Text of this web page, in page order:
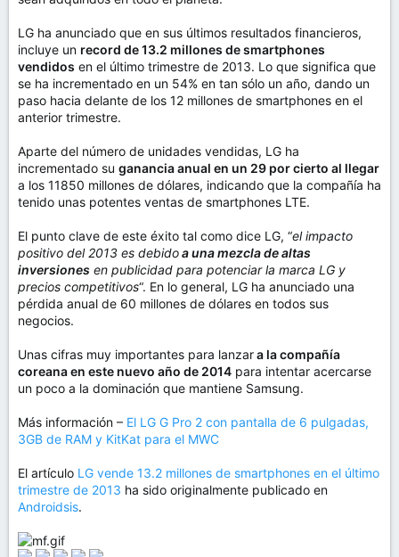
LG ha anunciado que en sus últimos resultados financieros,
incluye un record de 13.2 millones de smartphones
vendidos en el último trimestre de 2013. Lo que significa que
se ha incrementado en un 54% en tan sólo un año, dando un
paso hacia delante de los 12 millones de smartphones en el
anterior trimestre.
Aparte del número de unidades vendidas, LG ha
incrementado su ganancia anual en un 29 por cierto al llegar
a los 11850 millones de dólares, indicando que la compañía ha
tenido unas potentes ventas de smartphones LTE.
El punto clave de este éxito tal como dice LG, “el impacto
positivo del 2013 es debidoa una mezcla de altas
inversiones en publicidad para potenciar la marca LG y
precios competitivos“. En lo general, LG ha anunciado una
pérdida anual de 60 millones de dólares en todos sus
negocios.
Unas cifras muy importantes para lanzara la compañía
coreana en este nuevo año de 2014 para intentar acercarse
un poco a la dominación que mantiene Samsung.
Más información – El LG G Pro 2 con pantalla de 6 pulgadas,
3GB de RAM y KitKat para el MWC
El artículo LG vende 13.2 millones de smartphones en el último
trimestre de 2013 ha sido originalmente publicado en
Androidsis.